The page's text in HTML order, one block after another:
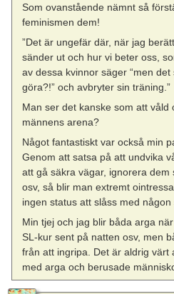
Som ovanstående nämnt så
feminismen dem!
”Det är ungefär där, när jag
sänder ut och hur vi beter oss,
av dessa kvinnor säger “men
göra?!” och avbryter sin träning.”
Man ser det kanske som att våld
männens arena?
Något fantastiskt var också min
Genom att satsa på att undvika
att gå säkra vägar, ignorera
osv, så blir man extremt
ingen status att slåss med någon
Min tjej och jag blir båda arga
SL-kur sent på natten osv, men
från att ingripa. Det är aldrig värt
med arga och berusade